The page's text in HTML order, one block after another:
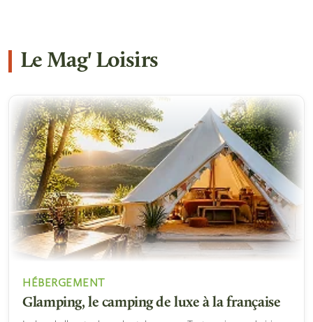
Le Mag' Loisirs
HÉBERGEMENT
Glamping, le camping de luxe à la française